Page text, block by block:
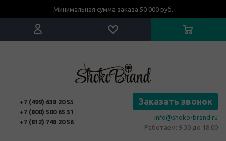
Минимальная сумма заказа 50 000 руб.
+7 (499) 638 20 55
+7 (800) 500 65 31
+7 (812) 748 20 56
Заказать звонок
info@shoko-brand.ru
Работаем: 9.30 до 18.00